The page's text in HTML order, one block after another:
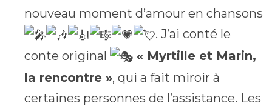
nouveau moment d’amour en chansons
. J’ai conté le
conte original
« Myrtille et Marin,
la rencontre », qui a fait miroir à
certaines personnes de l’assistance. Les